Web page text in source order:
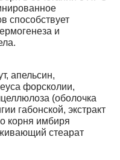
способствует
и
апельсин,
форсколии,
(оболочка
габонской, экстракт
корня имбиря
стеарат